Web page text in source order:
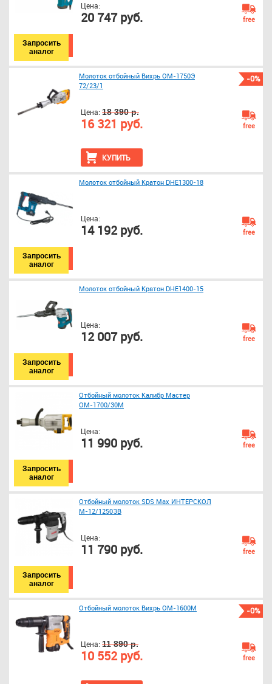
Цена:
20 747 руб.
Запросить
аналог
free
-0%
Молоток отбойный Вихрь ОМ-1750Э
72/23/1
КУПИТЬ
Цена: 18 390 р.
16 321 руб. free
Молоток отбойный Кратон DHE1300-18
Цена:
14 192 руб.
Запросить
аналог
free
Молоток отбойный Кратон DHE1400-15
Цена:
12 007 руб.
Запросить
аналог
free
Отбойный молоток Калибр Мастер
ОМ-1700/30М
Цена:
11 990 руб.
Запросить
аналог
free
Отбойный молоток SDS Max ИНТЕРСКОЛ
М-12/1250ЭВ
Цена:
11 790 руб.
Запросить
аналог
free
-0%
Отбойный молоток Вихрь ОМ-1600М
Цена: 11 890 р.
10 552 руб. free